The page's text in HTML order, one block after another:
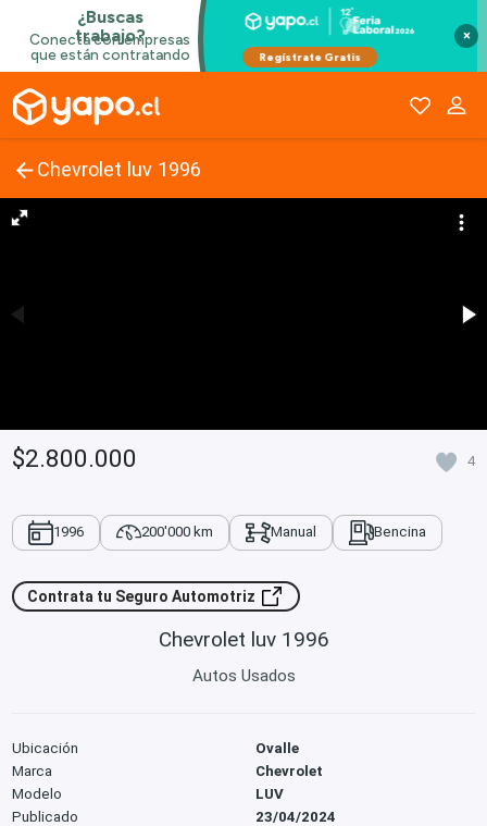
×
Chevrolet luv 1996
$2.800.000 4
1996 200'000 km Manual Bencina
Contrata tu Seguro Automotriz
Chevrolet luv 1996
Autos Usados
Ubicación
Ovalle
Marca
Chevrolet
Modelo
LUV
Publicado
23/04/2024